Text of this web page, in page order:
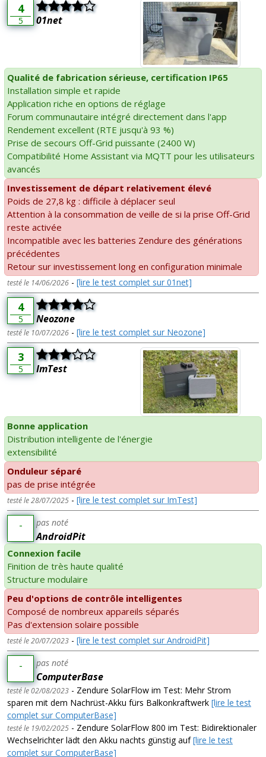
4
5 01net
Qualité de fabrication sérieuse, certification IP65
Installation simple et rapide
Application riche en options de réglage
Forum communautaire intégré directement dans l'app
Rendement excellent (RTE jusqu'à 93 %)
Prise de secours Off-Grid puissante (2400 W)
Compatibilité Home Assistant via MQTT pour les utilisateurs
avancés
Investissement de départ relativement élevé
Poids de 27,8 kg : difficile à déplacer seul
Attention à la consommation de veille de si la prise Off-Grid
reste activée
Incompatible avec les batteries Zendure des générations
précédentes
Retour sur investissement long en configuration minimale
testé le 14/06/2026 - [lire le test complet sur 01net]
4
5 Neozone
testé le 10/07/2026 - [lire le test complet sur Neozone]
3
5 ImTest
Bonne application
Distribution intelligente de l'énergie
extensibilité
Onduleur séparé
pas de prise intégrée
testé le 28/07/2025 - [lire le test complet sur ImTest]
- pas noté
AndroidPit
Connexion facile
Finition de très haute qualité
Structure modulaire
Peu d'options de contrôle intelligentes
Composé de nombreux appareils séparés
Pas d'extension solaire possible
testé le 20/07/2023 - [lire le test complet sur AndroidPit]
- pas noté
ComputerBase
testé le 02/08/2023 - Zendure SolarFlow im Test: Mehr Strom
sparen mit dem Nachrüst-Akku fürs Balkon­kraftwerk [lire le test
complet sur ComputerBase]
testé le 19/02/2025 - Zendure SolarFlow 800 im Test: Bidirektionaler
Wechselrichter lädt den Akku nachts günstig auf[lire le test
complet sur ComputerBase]